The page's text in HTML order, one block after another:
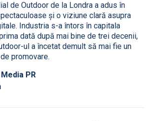
de Outdoor de la Londra a adus în
și o viziune clară asupra
Industria s-a întors în capitala
dată după mai bine de trei decenii,
ul a încetat demult să mai fie un
promovare.
PR